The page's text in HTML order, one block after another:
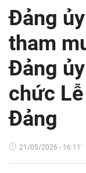
Đảng
tham
Đảng
chức
Đảng
21/05/2026 - 16:11'